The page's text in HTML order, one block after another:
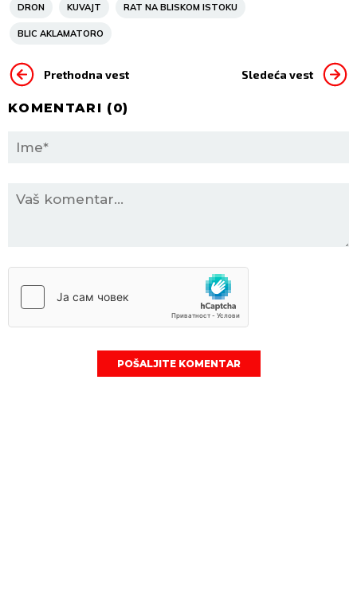
DRON KUVAJT RAT NA BLISKOM ISTOKU
BLIC AKLAMATORO
Prethodna vest Sledeća vest
KOMENTARI (0)
POŠALJITE KOMENTAR